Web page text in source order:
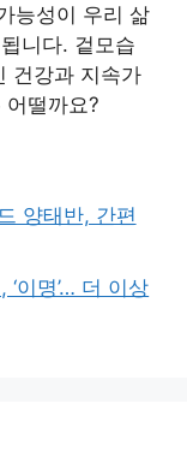
능성이 우리 삶
니다. 겉모습
건강과 지속가
떨까요?
양태반, 간편
이명’… 더 이상